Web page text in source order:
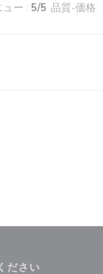
ュー : 5/5 品質-価格 :
ださい